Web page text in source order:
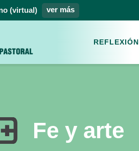
(virtual) ver más
REFLEXIÓN
Fe y arte